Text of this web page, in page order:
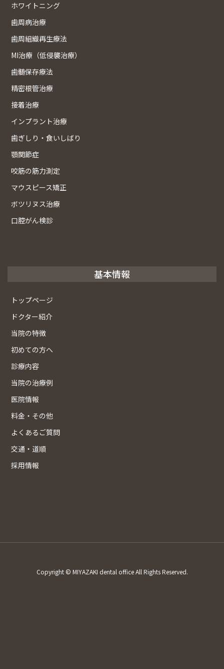
ホワイトニング
歯周病治療
歯周組織再生療法
MI治療（低侵襲治療）
歯髄保存療法
精密根管治療
接着治療
インプラント治療
歯ぎしり・食いしばり
顎関節症
咬筋の筋力測定
マウスピース矯正
ボツリヌス治療
口腔がん検診
基本情報
トップページ
ドクター紹介
当院の特徴
初めての方へ
診療内容
当院の治療例
医院情報
料金・その他
よくあるご質問
交通・道順
採用情報
Copyright © MIYAZAKI dental office All Rights Reserved.